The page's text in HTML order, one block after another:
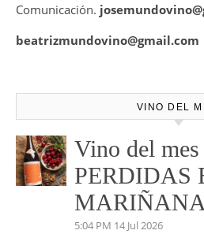
Comunicación.
beatrizmundovino@gmail.com
VINO DEL
Vino del
PERDIDAS
5:04 PM 14 Jul 2026